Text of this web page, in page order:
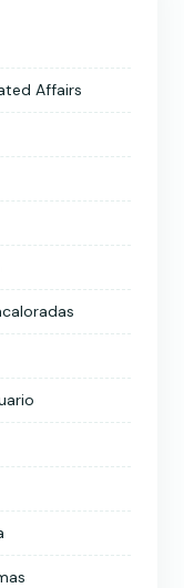
Affairs